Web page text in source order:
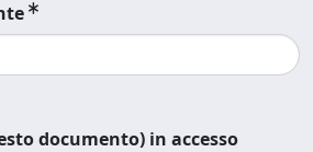
documento) in accesso